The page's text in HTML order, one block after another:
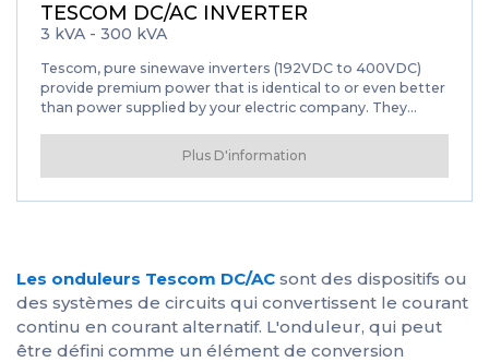
TESCOM DC/AC INVERTER
3 kVA - 300 kVA
Tescom, pure sinewave inverters (192VDC to 400VDC)
provide premium power that is identical to or even better
than power supplied by your electric company. They
mission critical equipment.
Plus D'information
Les onduleurs Tescom DC/AC sont des dispositifs ou
des systèmes de circuits qui convertissent le courant
continu en courant alternatif. L'onduleur, qui peut
être défini comme un élément de conversion